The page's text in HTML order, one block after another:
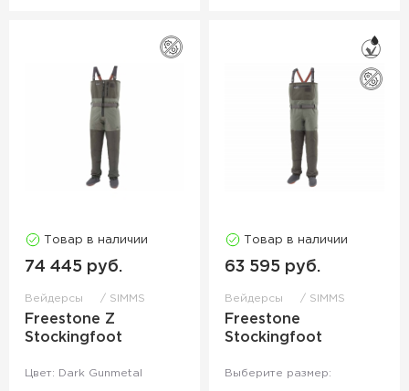
Товар в наличии
74 445 руб.
Вейдерсы SIMMS
Freestone Z
Stockingfoot
Цвет: Dark Gunmetal
Товар в наличии
63 595 руб.
Вейдерсы SIMMS
Freestone
Stockingfoot
Выберите размер: